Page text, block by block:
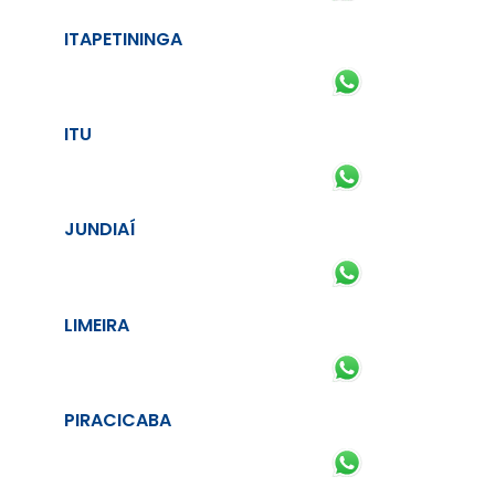
ITAPETININGA
ITU
JUNDIAÍ
LIMEIRA
PIRACICABA